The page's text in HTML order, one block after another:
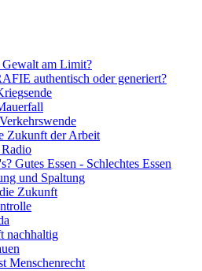
am Limit?
authentisch oder generiert?
Zukunft der Arbeit
Radio
Gutes Essen - Schlechtes Essen
und Spaltung
Zukunft
nachhaltig
Menschenrecht